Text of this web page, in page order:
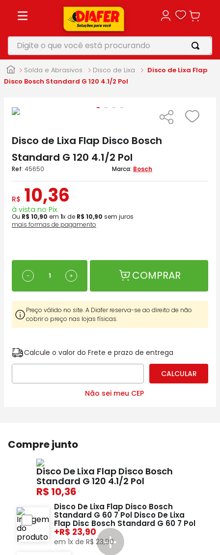
Digite o que você está procurando
Solda e Abrasivos Disco de Lixa
Disco de Lixa Flap
Disco Bosch Standard G 120 4.1/2 Pol
Disco de Lixa Flap Disco Bosch
Standard G 120 4.1/2 Pol
: 45650 Bosch
R$ 10,36
à vista no Pix
Ou R$ 10,90 em 1x de R$ 10,90 sem juros
mais formas de pagamento
＋
－ COMPRAR
Preço válido no site. A Diafer reserva-se ao direito de não
cobrir o preço nas lojas físicas.
Calcule o valor do Frete e prazo de entrega
Não sei meu CEP
Compre junto
Disco De Lixa Flap Disco Bosch
Standard G 120 4.1/2 Pol
10,36
Disco De Lixa Flap Disco Bosch
Standard G 60 7 Pol Disco De Lixa
Flap Disc Bosch Standard G 60 7 Pol
+ 23,90
em 1x de R$ 23,90
1º
motosserra